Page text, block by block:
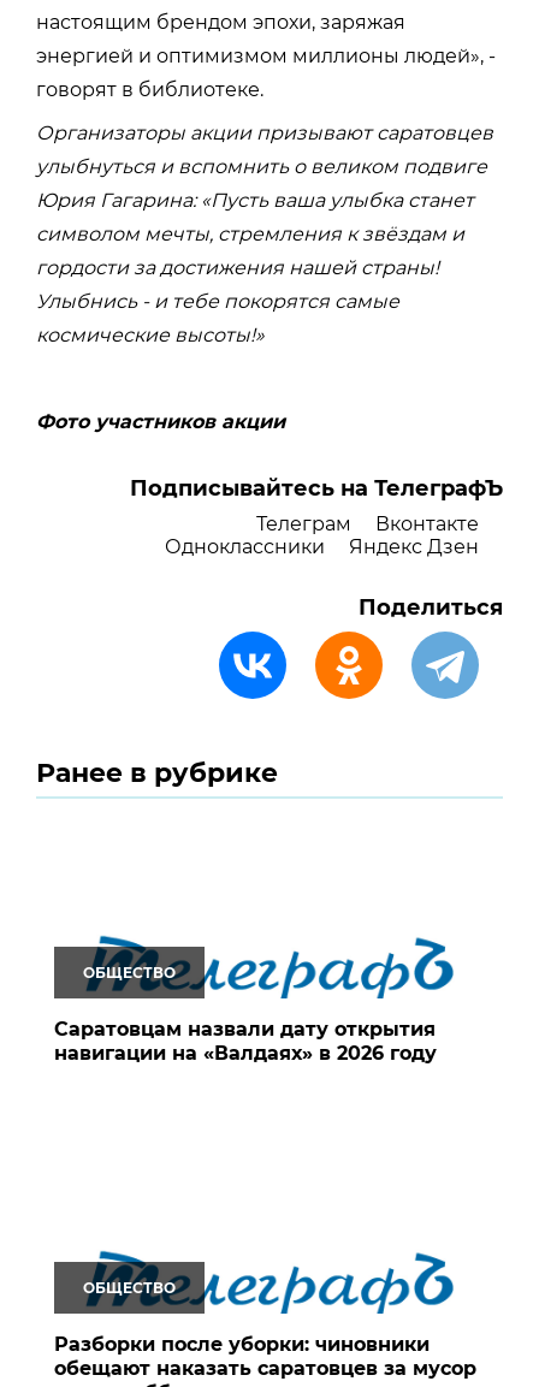
настоящим брендом эпохи, заряжая
энергией и оптимизмом миллионы людей», -
говорят в библиотеке.
Организаторы акции призывают саратовцев
улыбнуться и вспомнить о великом подвиге
Юрия Гагарина: «Пусть ваша улыбка станет
символом мечты, стремления к звёздам и
гордости за достижения нашей страны!
Улыбнись - и тебе покорятся самые
космические высоты!»
Фото участников акции
Подписывайтесь на ТелеграфЪ
Телеграм
Вконтакте
Одноклассники
Яндекс Дзен
Поделиться
Ранее в рубрике
ОБЩЕСТВО
Саратовцам назвали дату открытия
навигации на «Валдаях» в 2026 году
ОБЩЕСТВО
Разборки после уборки: чиновники
обещают наказать саратовцев за мусор